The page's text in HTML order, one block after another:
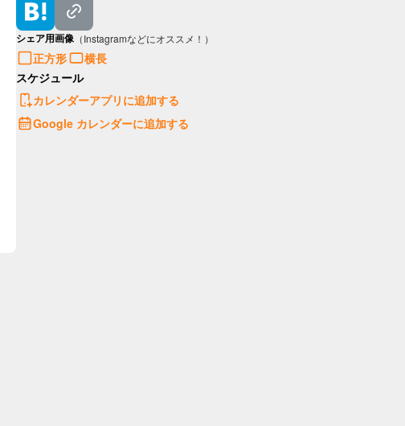
シェア用画像 （Instagramなどにオススメ！）
正方形
横長
スケジュール
カレンダーアプリに追加する
Google カレンダーに追加する